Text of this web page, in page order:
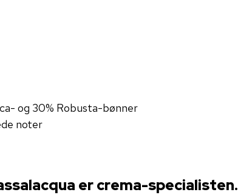
og 30% Robusta-bønner
noter
er crema-specialisten.